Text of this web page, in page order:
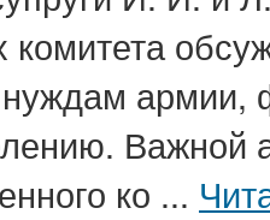
комитета
Важной
ко ...